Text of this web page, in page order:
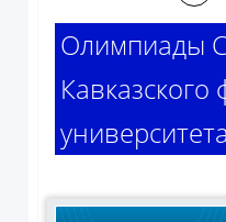
Олимпиады
университета